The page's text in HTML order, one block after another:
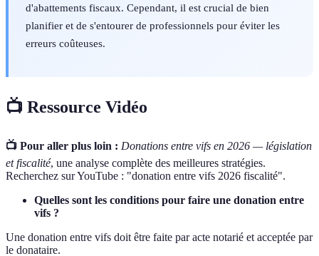
d'abattements fiscaux. Cependant, il est crucial de bien
planifier et de s'entourer de professionnels pour éviter les
erreurs coûteuses.
📺 Ressource Vidéo
📺 Pour aller plus loin : Donations entre vifs en 2026 — législation
et fiscalité, une analyse complète des meilleures stratégies.
Recherchez sur YouTube : "donation entre vifs 2026 fiscalité".
Quelles sont les conditions pour faire une donation entre
vifs ?
Une donation entre vifs doit être faite par acte notarié et acceptée par
le donataire.